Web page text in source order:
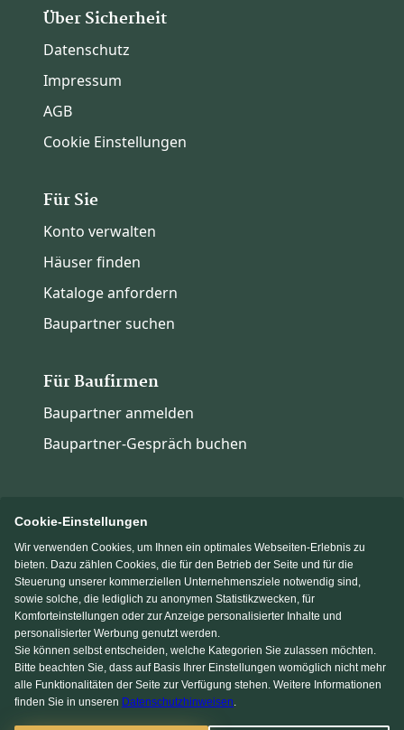
Über Sicherheit
Datenschutz
Impressum
AGB
Cookie Einstellungen
Für Sie
Konto verwalten
Häuser finden
Kataloge anfordern
Baupartner suchen
Für Baufirmen
Baupartner anmelden
Baupartner-Gespräch buchen
Immowelt.de Bauen.de
Massivhaus.de Fertighaus.de
Einfamilienhaus.de
Cookie-Einstellungen
Wir verwenden Cookies, um Ihnen ein optimales Webseiten-Erlebnis zu
bieten. Dazu zählen Cookies, die für den Betrieb der Seite und für die
Steuerung unserer kommerziellen Unternehmensziele notwendig sind,
sowie solche, die lediglich zu anonymen Statistikzwecken, für
Komforteinstellungen oder zur Anzeige personalisierter Inhalte und
personalisierter Werbung genutzt werden.
Sie können selbst entscheiden, welche Kategorien Sie zulassen möchten.
Bitte beachten Sie, dass auf Basis Ihrer Einstellungen womöglich nicht mehr
alle Funktionalitäten der Seite zur Verfügung stehen. Weitere Informationen
finden Sie in unseren Datenschutzhinweisen.